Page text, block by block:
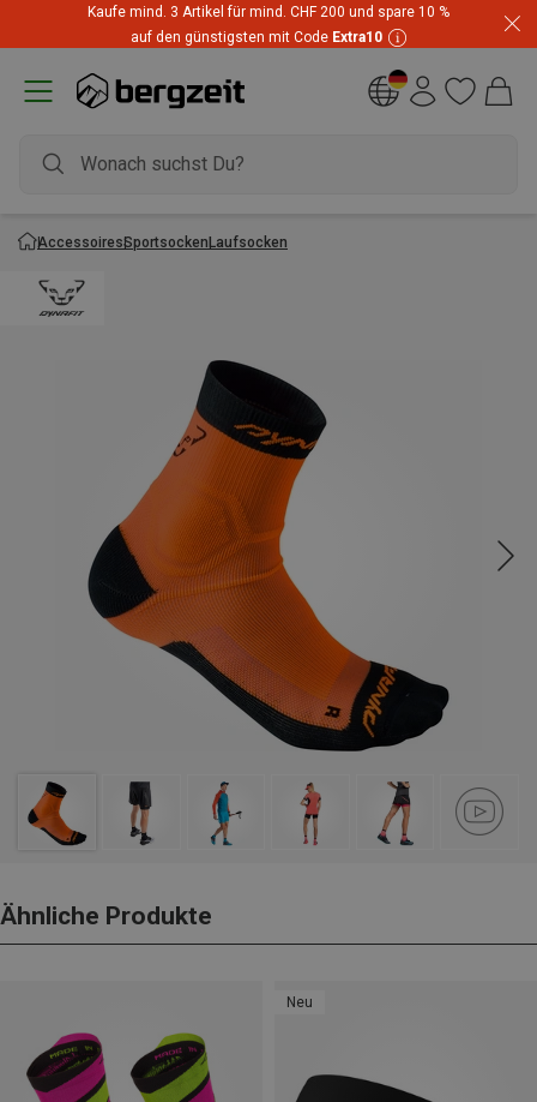
Kaufe mind. 3 Artikel für mind. CHF 200 und spare 10 %
auf den günstigsten mit Code Extra10
AccessoiresSportsockenLaufsocken
Ähnliche Produkte
Neu